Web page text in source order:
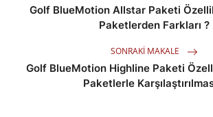
Golf BlueMotion Allstar Paketi
Paketlerden Farkları ?
SONRAKI MAKALE
Golf BlueMotion Highline Paketi
Paketlerle